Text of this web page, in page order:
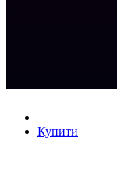
Купити